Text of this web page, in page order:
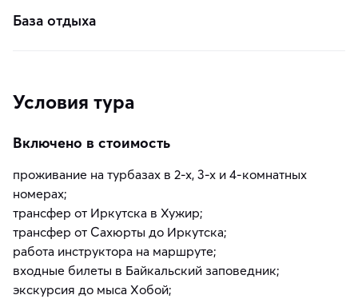
База отдыха
Условия тура
Включено в стоимость
проживание на турбазах в 2-х, 3-х и 4-комнатных
номерах;
трансфер от Иркутска в Хужир;
трансфер от Сахюрты до Иркутска;
работа инструктора на маршруте;
входные билеты в Байкальский заповедник;
экскурсия до мыса Хобой;